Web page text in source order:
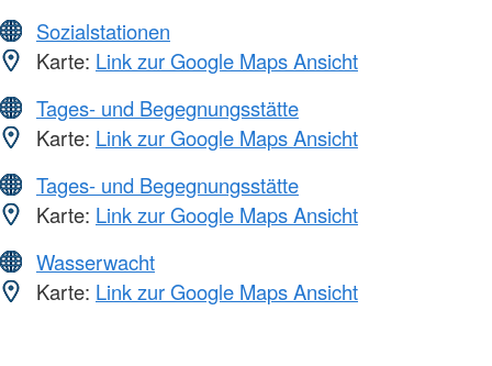
Sozialstationen
Karte: Link zur Google Maps Ansicht
Tages- und Begegnungsstätte
Karte: Link zur Google Maps Ansicht
Tages- und Begegnungsstätte
Karte: Link zur Google Maps Ansicht
Wasserwacht
Karte: Link zur Google Maps Ansicht